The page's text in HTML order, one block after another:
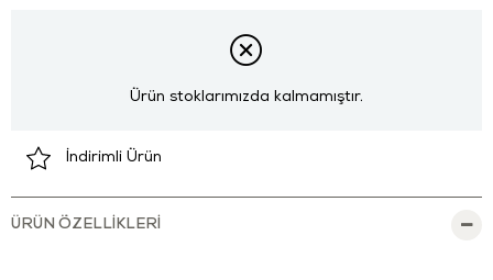
Ürün stoklarımızda kalmamıştır.
İndirimli Ürün
ÜRÜN ÖZELLIKLERI